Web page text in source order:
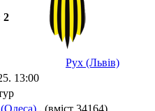
2
Рух (Львів)
13:00
. (вміст 34164)